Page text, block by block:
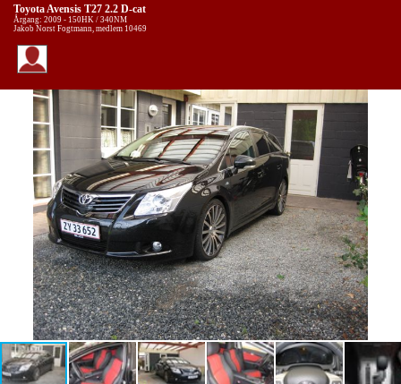
Toyota Avensis T27 2.2 D-cat
Årgang: 2009 - 150HK / 340NM
Jakob Norst Fogtmann, medlem 10469